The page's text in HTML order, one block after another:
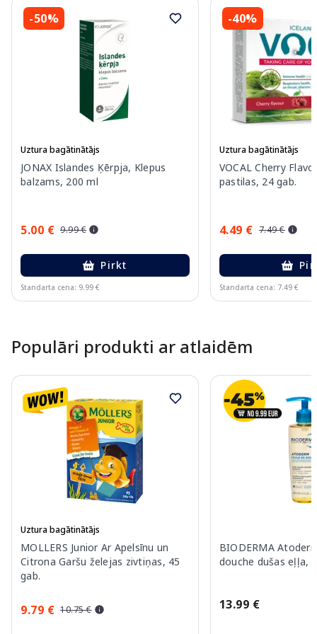
-50%
Uztura bagātinātājs
JONAX Islandes Ķērpja, Klepus
balzams, 200 ml
5.00 € 9.99 €
Pirkt
Standarta cena: 9.99 €
-40%
Uztura bagātinātājs
VOCAL Cherry
pastilas, 24 gab.
4.49 € 7.49 €
Standarta cena: 7.49 €
Populāri produkti ar atlaidēm
Uztura bagātinātājs
MOLLERS Junior Ar Apelsīnu un
Citrona Garšu želejas zivtiņas, 45
gab.
9.79 € 10.75 €
BIODERMA
douche dušas eļļa,
13.99 €